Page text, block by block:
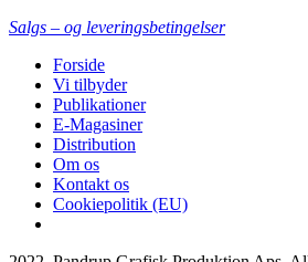
Salgs – og leveringsbetingelser
Forside
Vi tilbyder
Publikationer
E-Magasiner
Distribution
Om os
Kontakt os
Cookiepolitik (EU)